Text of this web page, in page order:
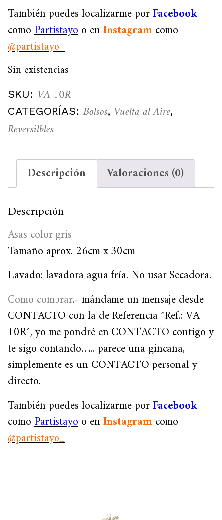
También puedes localizarme porFacebook
comoPartistayoo enInstagramcomo
@partistayo_
Sin existencias
SKU: VA 10R
CATEGORÍAS: Bolsos, Vuelta al Aire,
Reversilbles
Descripción Valoraciones (0)
Descripción
Asas color gris
Tamaño aprox. 26cm x 30cm
Lavado: lavadora agua fría. No usar Secadora.
Como comprar.-mándame un mensaje desde
CONTACTO con la de Referencia ^Ref.: VA
10R^, yo me pondré en CONTACTO contigo y
te sigo contando….. parece una gincana,
simplemente es un CONTACTO personal y
directo.
También puedes localizarme porFacebook
comoPartistayoo enInstagramcomo
@partistayo_